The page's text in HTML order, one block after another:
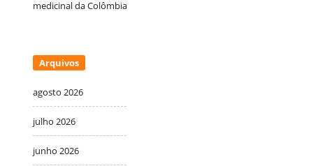
medicinal da Colômbia
Arquivos
agosto 2026
julho 2026
junho 2026